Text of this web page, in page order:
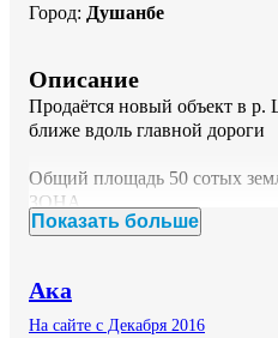
Город: Душанбе
Описание
Продаётся новый объект в
ближе вдоль главной дороги
Общий площадь 50 сотых
ЗОНА.
акриловый клей, травертин,
декоративный панель,
Показать больше
Ака
На сайте с Декабря 2016